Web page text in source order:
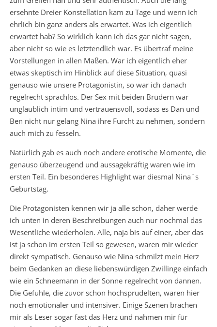
ersehnte Dreier Konstellation kam zu Tage und wenn ich
ehrlich bin ganz anders als erwartet. Was ich eigentlich
erwartet hab? So wirklich kann ich das gar nicht sagen,
aber nicht so wie es letztendlich war. Es übertraf meine
Vorstellungen in allen Maßen. War ich eigentlich eher
etwas skeptisch im Hinblick auf diese Situation, quasi
genauso wie unsere Protagonistin, so war ich danach
regelrecht sprachlos. Der Sex mit beiden Brüdern war
unglaublich intim und vertrauensvoll, sodass es Dan und
Ben nicht nur gelang Nina ihre Furcht zu nehmen, sondern
auch mich zu fesseln.
Natürlich gab es auch noch andere erotische Momente, die
genauso überzeugend und aussagekräftig waren wie im
ersten Teil. Ein besonderes Highlight war diesmal Nina´s
Geburtstag.
Die Protagonisten kennen wir ja alle schon, daher werde
ich unten in deren Beschreibungen auch nur nochmal das
Wesentliche wiederholen. Alle, naja bis auf einer, aber das
ist ja schon im ersten Teil so gewesen, waren mir wieder
direkt sympatisch. Genauso wie Nina schmilzt mein Herz
beim Gedanken an diese liebenswürdigen Zwillinge einfach
wie ein Schneemann in der Sonne regelrecht von dannen.
Die Gefühle, die zuvor schon hochsprudelten, waren hier
noch emotionaler und intensiver. Einige Szenen brachen
mir als Leser sogar fast das Herz und nahmen mir für